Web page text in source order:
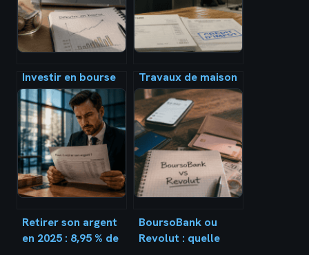
Investir en bourse
avec 20 € :
pourquoi le capital
compte moins que
la régularité
Travaux de maison
: 25 % de crédit
d’impôt et 3 leviers
fiscaux pour
réduire votre
facture
Retirer son argent
en 2025 : 8,95 % de
BoursoBank ou
Revolut : quelle